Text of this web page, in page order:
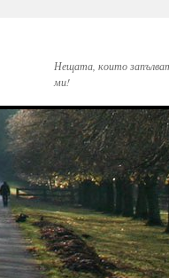
Нещата, които
ми!